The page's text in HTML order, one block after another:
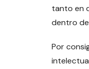
tanto en
dentro
Por